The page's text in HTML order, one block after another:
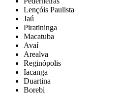
Lençóis Paulista
Jaú
Piratininga
Macatuba
Avaí
Arealva
Reginópolis
Iacanga
Duartina
Borebi